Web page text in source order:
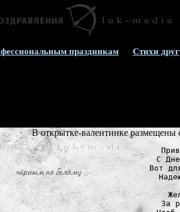
праздникам Стихи
В открытке-валентинке
С
Вот
За